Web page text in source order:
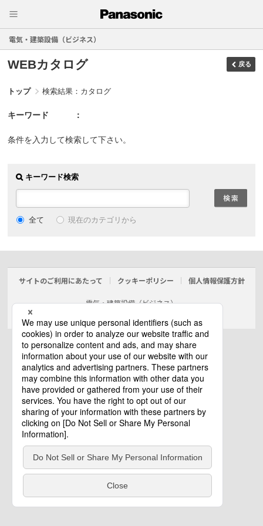
電気・建築設備（ビジネス）
WEBカタログ 戻る
トップ 検索結果：カタログ
キーワード
条件を入力して検索して下さい。
キーワード検索
全て 現在のカテゴリから
サイトのご利用にあたって クッキーポリシー 個人情報保護方針
電気・建築設備（ビジネス）